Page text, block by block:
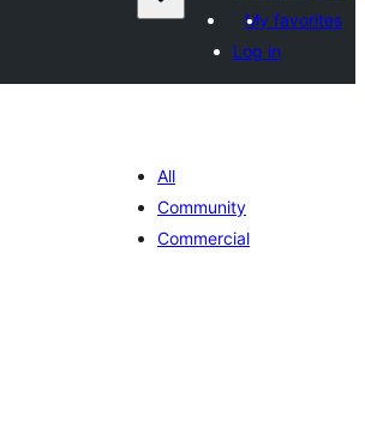
My favorites
Log in
All
Community
Commercial